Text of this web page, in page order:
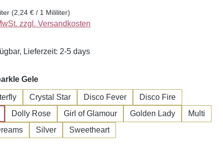
(2,24 € / 1 Mililiter)
zzgl. Versandkosten
Lieferzeit: 2-5 days
Geleauswählen
Crystal Star Disco Fever
Disco Fire
Dolly Rose
Girl of Glamour Golden Lady
Multi
Silver Sweetheart